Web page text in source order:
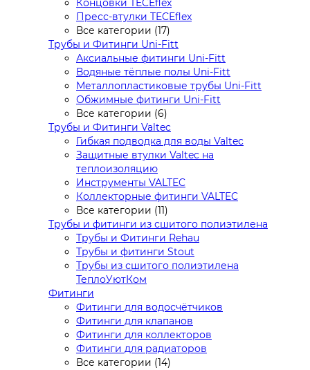
Концовки TECEflex
Пресс-втулки TECEflex
Все категории (17)
Трубы и Фитинги Uni-Fitt
Аксиальные фитинги Uni-Fitt
Водяные тёплые полы Uni-Fitt
Металлопластиковые трубы Uni-Fitt
Обжимные фитинги Uni-Fitt
Все категории (6)
Трубы и Фитинги Valtec
Гибкая подводка для воды Valtec
Защитные втулки Valtec на
теплоизоляцию
Инструменты VALTEC
Коллекторные фитинги VALTEC
Все категории (11)
Трубы и фитинги из сшитого полиэтилена
Трубы и Фитинги Rehau
Трубы и фитинги Stout
Трубы из сшитого полиэтилена
ТеплоУютКом
Фитинги
Фитинги для водосчётчиков
Фитинги для клапанов
Фитинги для коллекторов
Фитинги для радиаторов
Все категории (14)